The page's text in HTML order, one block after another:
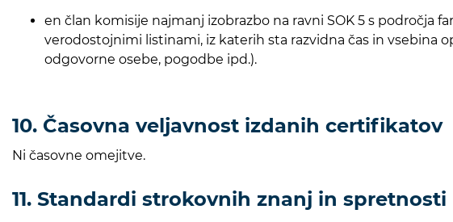
en član komisije najmanj izobrazbo na ravni SOK 5 s področja
verodostojnimi listinami, iz katerih sta razvidna čas in vsebina
odgovorne osebe, pogodbe ipd.).
10. Časovna veljavnost izdanih certifikatov
Ni časovne omejitve.
11. Standardi strokovnih znanj in spretnosti